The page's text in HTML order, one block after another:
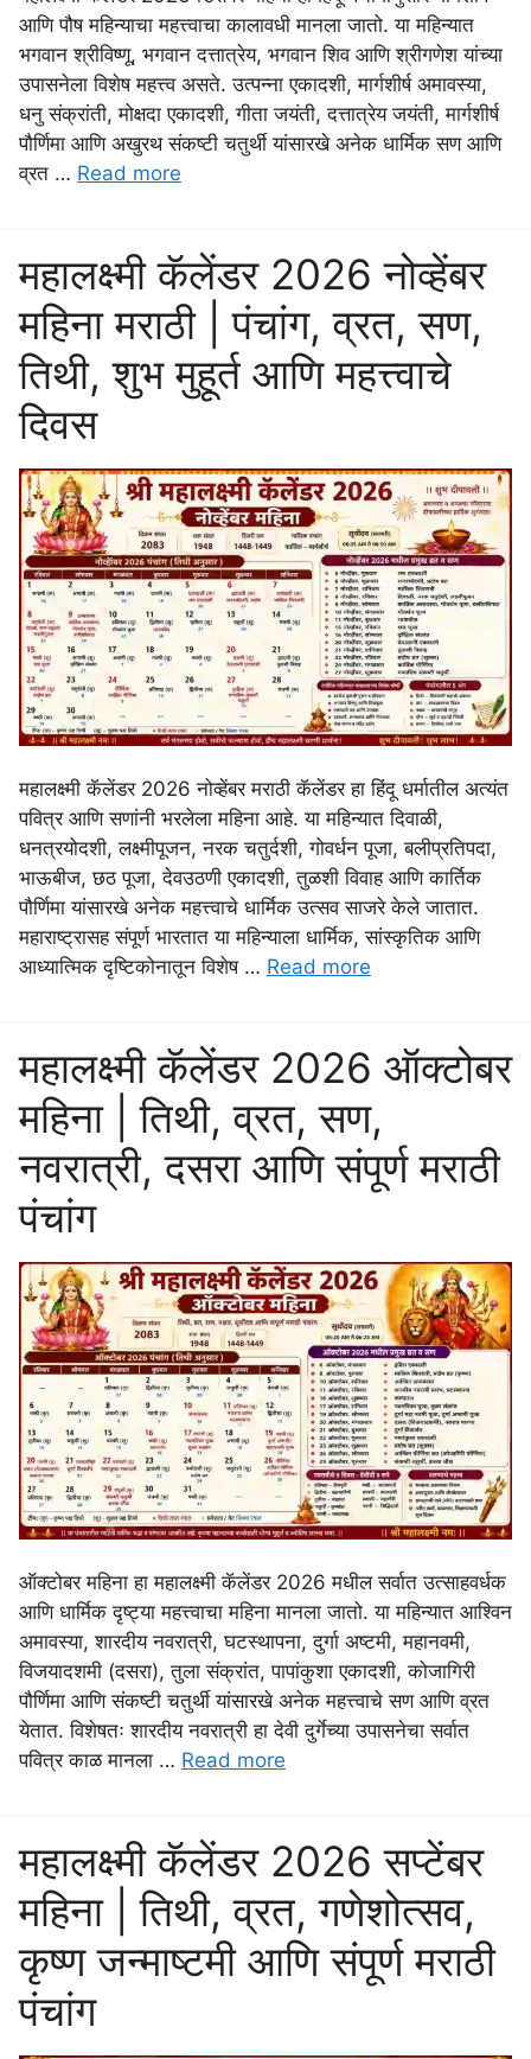
आणि पौष महिन्याचा महत्त्वाचा कालावधी मानला जातो. या महिन्यात
भगवान श्रीविष्णू, भगवान दत्तात्रेय, भगवान शिव आणि श्रीगणेश यांच्या
उपासनेला विशेष महत्त्व असते. उत्पन्ना एकादशी, मार्गशीर्ष अमावस्या,
धनु संक्रांती, मोक्षदा एकादशी, गीता जयंती, दत्तात्रेय जयंती, मार्गशीर्ष
पौर्णिमा आणि अखुरथ संकष्टी चतुर्थी यांसारखे अनेक धार्मिक सण आणि
व्रत … Read more
महालक्ष्मी कॅलेंडर 2026 नोव्हेंबर
महिना मराठी | पंचांग, व्रत, सण,
तिथी, शुभ मुहूर्त आणि महत्त्वाचे
दिवस
महालक्ष्मी कॅलेंडर 2026 नोव्हेंबर मराठी कॅलेंडर हा हिंदू धर्मातील अत्यंत
पवित्र आणि सणांनी भरलेला महिना आहे. या महिन्यात दिवाळी,
धनत्रयोदशी, लक्ष्मीपूजन, नरक चतुर्दशी, गोवर्धन पूजा, बलीप्रतिपदा,
भाऊबीज, छठ पूजा, देवउठणी एकादशी, तुळशी विवाह आणि कार्तिक
पौर्णिमा यांसारखे अनेक महत्त्वाचे धार्मिक उत्सव साजरे केले जातात.
महाराष्ट्रासह संपूर्ण भारतात या महिन्याला धार्मिक, सांस्कृतिक आणि
आध्यात्मिक दृष्टिकोनातून विशेष … Read more
महालक्ष्मी कॅलेंडर 2026 ऑक्टोबर
महिना | तिथी, व्रत, सण,
नवरात्री, दसरा आणि संपूर्ण मराठी
पंचांग
ऑक्टोबर महिना हा महालक्ष्मी कॅलेंडर 2026 मधील सर्वात उत्साहवर्धक
आणि धार्मिक दृष्ट्या महत्त्वाचा महिना मानला जातो. या महिन्यात आश्विन
अमावस्या, शारदीय नवरात्री, घटस्थापना, दुर्गा अष्टमी, महानवमी,
विजयादशमी (दसरा), तुला संक्रांत, पापांकुशा एकादशी, कोजागिरी
पौर्णिमा आणि संकष्टी चतुर्थी यांसारखे अनेक महत्त्वाचे सण आणि व्रत
येतात. विशेषतः शारदीय नवरात्री हा देवी दुर्गेच्या उपासनेचा सर्वात
पवित्र काळ मानला … Read more
महालक्ष्मी कॅलेंडर 2026 सप्टेंबर
महिना | तिथी, व्रत, गणेशोत्सव,
कृष्ण जन्माष्टमी आणि संपूर्ण मराठी
पंचांग